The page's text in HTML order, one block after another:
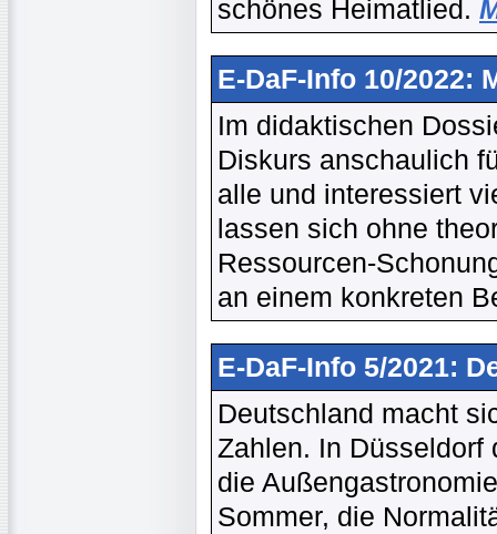
schönes Heimatlied.
E-DaF-Info 10/2022:
Im didaktischen
Diskurs anschaulich
alle und interessiert
lassen sich ohne
Ressourcen-
an einem konkreten
E-DaF-Info 5/2021:
Deutschland macht
Zahlen. In Düsseldorf
die
Sommer, die